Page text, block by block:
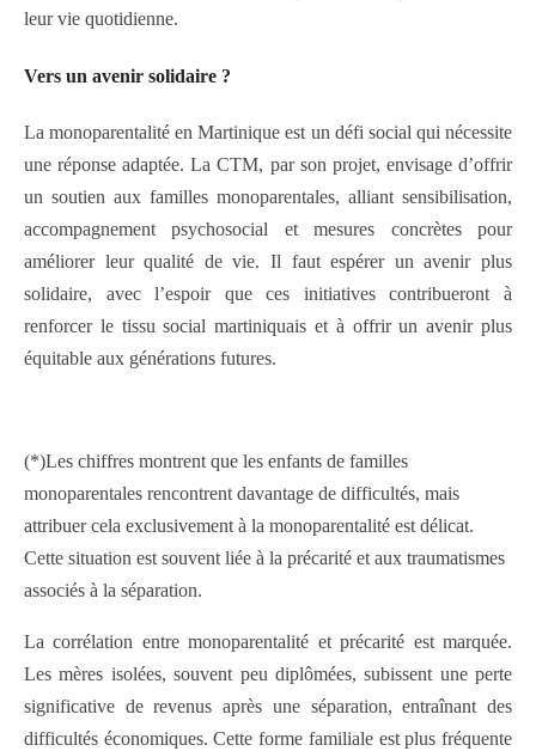
leur vie quotidienne.
Vers un avenir solidaire ?
La monoparentalité en Martinique est un défi social qui nécessite
une réponse adaptée. La CTM, par son projet, envisage d’offrir
un soutien aux familles monoparentales, alliant sensibilisation,
accompagnement psychosocial et mesures concrètes pour
améliorer leur qualité de vie. Il faut espérer un avenir plus
solidaire, avec l’espoir que ces initiatives contribueront à
renforcer le tissu social martiniquais et à offrir un avenir plus
équitable aux générations futures.
(*)Les chiffres montrent que les enfants de familles
monoparentales rencontrent davantage de difficultés, mais
attribuer cela exclusivement à la monoparentalité est délicat.
Cette situation est souvent liée à la précarité et aux traumatismes
associés à la séparation.
La corrélation entre monoparentalité et précarité est marquée.
Les mères isolées, souvent peu diplômées, subissent une perte
significative de revenus après une séparation, entraînant des
difficultés économiques. Cette forme familiale est plus fréquente